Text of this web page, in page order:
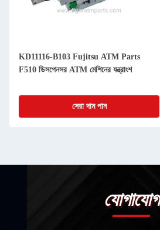
KD11116-B103 Fujitsu ATM Parts
F510 ডিসপেনসর ATM মেশিনের যন্ত্রাংশ
সেরা দাম পান
যোগাযোগ